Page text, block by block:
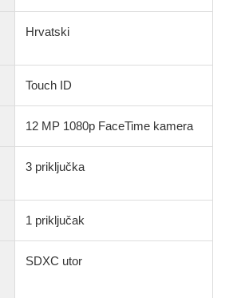
Hrvatski
Touch ID
12 MP 1080p FaceTime kamera
3 priključka
1 priključak
SDXC utor